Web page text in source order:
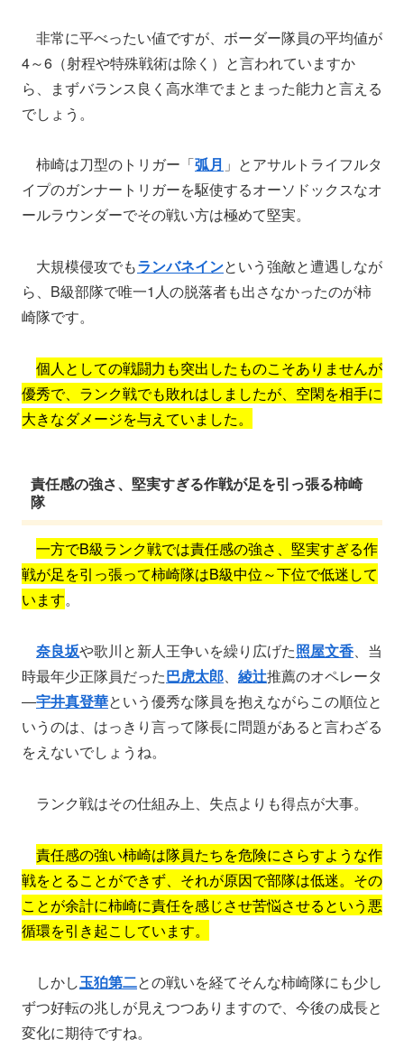
非常に平べったい値ですが、ボーダー隊員の平均値が
4～6（射程や特殊戦術は除く）と言われていますか
ら、まずバランス良く高水準でまとまった能力と言える
でしょう。
柿崎は刀型のトリガー「弧月 」とアサルトライフルタ
イプのガンナートリガーを駆使するオーソドックスなオ
ールラウンダーでその戦い方は極めて堅実。
大規模侵攻でもランバネインという強敵と遭遇しなが
ら、B級部隊で唯一1人の脱落者も出さなかったのが柿
崎隊です。
個人としての戦闘力も突出したものこそありませんが
優秀で、ランク戦でも敗れはしましたが、空閑を相手に
大きなダメージを与えていました。
責任感の強さ、堅実すぎる作戦が足を引っ張る柿崎
隊
一方でB級ランク戦では責任感の強さ、堅実すぎる作
戦が足を引っ張って柿崎隊はB級中位～下位で低迷して
います。
奈良坂や歌川と新人王争いを繰り広げた照屋文香、当
時最年少正隊員だった巴虎太郎、 綾辻推薦のオペレータ
―宇井真登華という優秀な隊員を抱えながらこの順位と
いうのは、はっきり言って隊長に問題があると言わざる
をえないでしょうね。
ランク戦はその仕組み上、失点よりも得点が大事。
責任感の強い柿崎は隊員たちを危険にさらすような作
戦をとることができず、それが原因で部隊は低迷。その
ことが余計に柿崎に責任を感じさせ苦悩させるという悪
循環を引き起こしています。
しかし玉狛第二との戦いを経てそんな柿崎隊にも少し
ずつ好転の兆しが見えつつありますので、今後の成長と
変化に期待ですね。